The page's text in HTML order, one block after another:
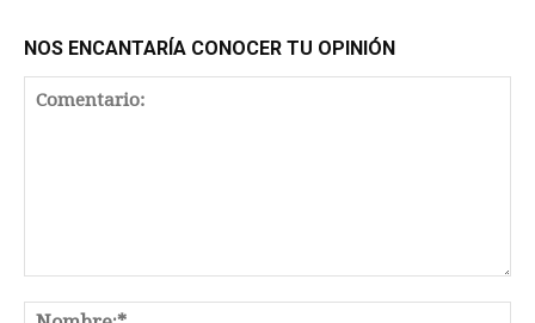
NOS ENCANTARÍA CONOCER TU OPINIÓN